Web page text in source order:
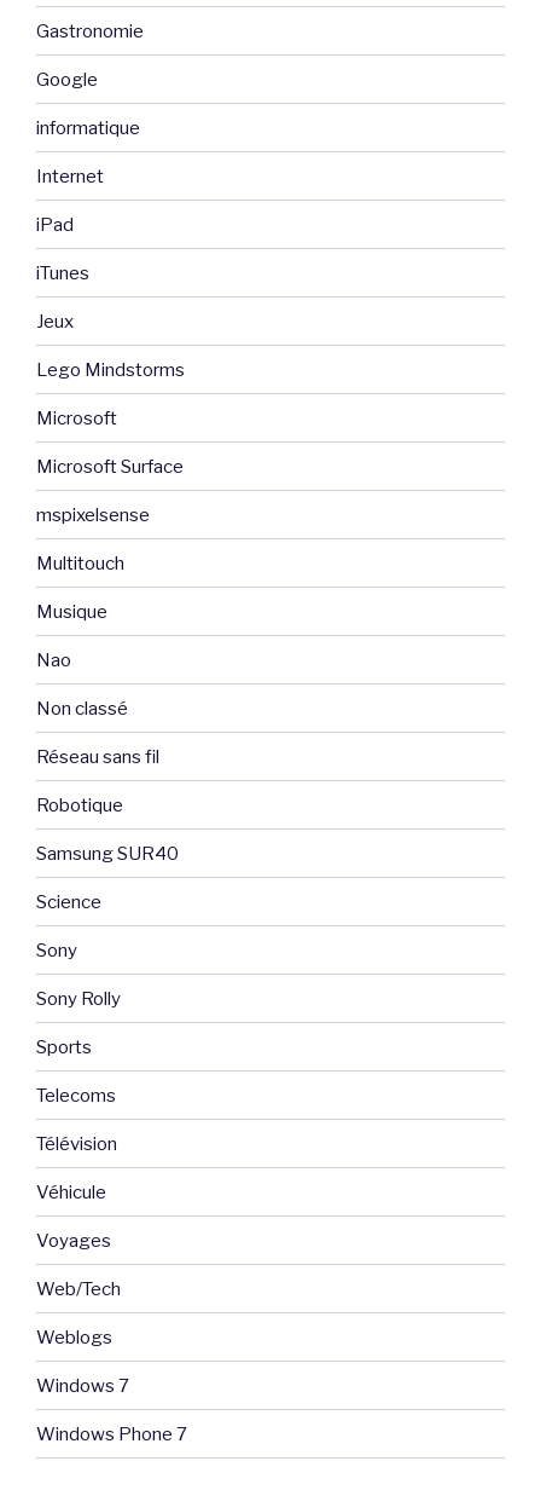
Gastronomie
Google
informatique
Internet
iPad
iTunes
Jeux
Lego Mindstorms
Microsoft
Microsoft Surface
mspixelsense
Multitouch
Musique
Nao
Non classé
Réseau sans fil
Robotique
Samsung SUR40
Science
Sony
Sony Rolly
Sports
Telecoms
Télévision
Véhicule
Voyages
Web/Tech
Weblogs
Windows 7
Windows Phone 7